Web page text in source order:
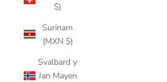
$)
Surinam
(MXN $)
Svalbard y
Jan Mayen